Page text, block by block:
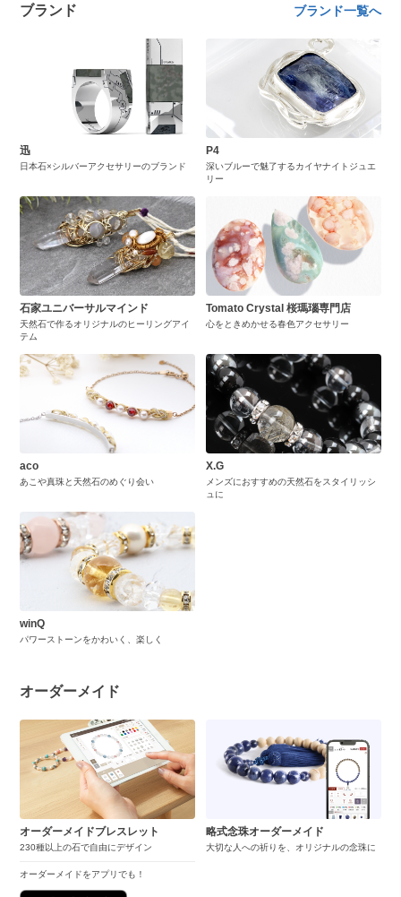
ブランド ブランド一覧へ
迅
日本石×シルバーアクセサリーのブランド
P4
深いブルーで魅了するカイヤナイトジュエ
リー
石家ユニバーサルマインド
天然石で作るオリジナルのヒーリングアイ
テム
Tomato Crystal 桜瑪瑙専門店
心をときめかせる春色アクセサリー
aco
あこや真珠と天然石のめぐり会い
X.G
メンズにおすすめの天然石をスタイリッシ
ュに
winQ
パワーストーンをかわいく、楽しく
オーダーメイド
オーダーメイドブレスレット
230種以上の石で自由にデザイン
オーダーメイドをアプリでも！
略式念珠オーダーメイド
大切な人への祈りを、オリジナルの念珠に